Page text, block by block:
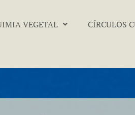
VEGETAL CÍRCULOS